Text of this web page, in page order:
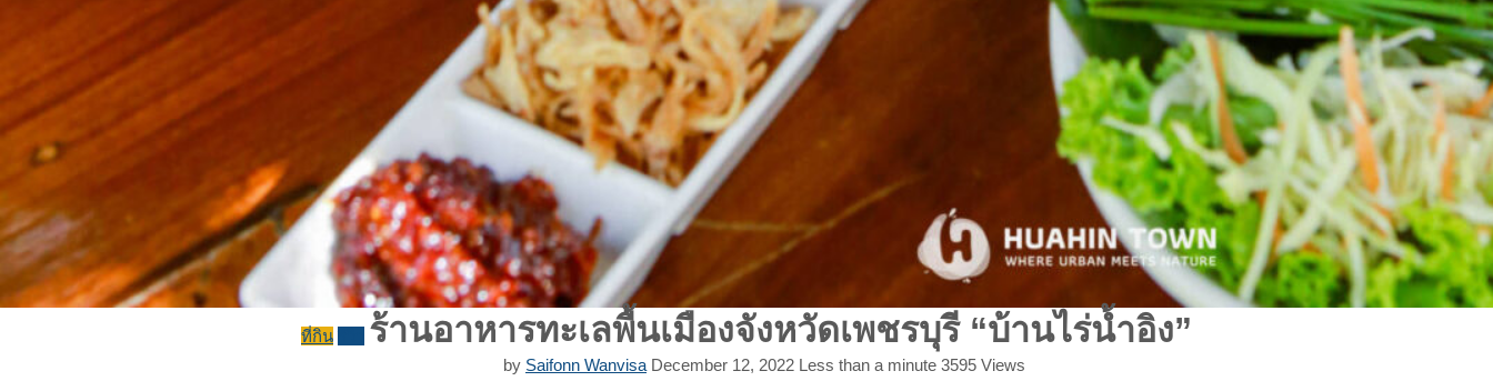
ที่กิน ร้านอาหารทะเลพื้นเมืองจังหวัดเพชรบุรี “บ้านไร่น้ำอิง”
by Saifonn Wanvisa December 12, 2022 Less than a minute 3595 Views